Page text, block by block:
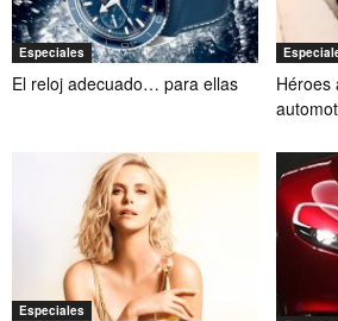
Especiales
El reloj adecuado… para ellas
Héroes
Especiales